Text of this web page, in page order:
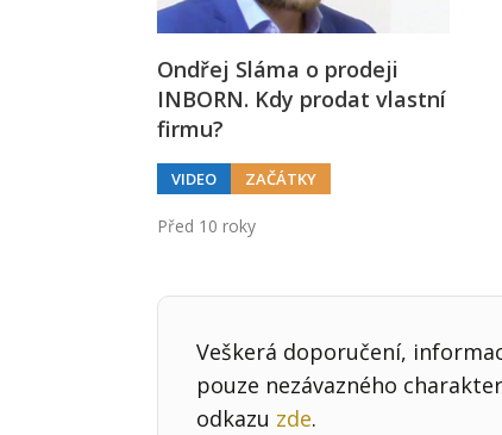
Ondřej Sláma o prodeji
INBORN. Kdy prodat vlastní
firmu?
VIDEO ZAČÁTKY
Před 10 roky
Veškerá doporučení,
pouze nezávazného
odkazu zde.